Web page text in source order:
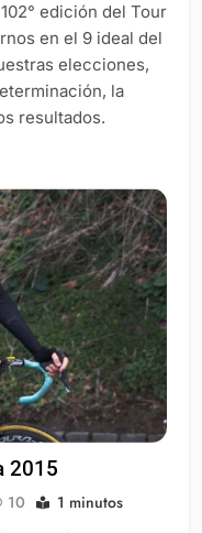
edición del Tour
en el 9 ideal del
elecciones,
la
resultados.
2015
10 1 minutos